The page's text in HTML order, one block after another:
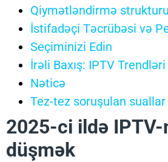
Qiymətləndirmə
İstifadəçi Təcrübəsi və
Seçiminizi Edin
İrəli Baxış: IPTV Trendləri
Nəticə
Tez-tez soruşulan suallar
2025-ci ildə IPTV-
düşmək